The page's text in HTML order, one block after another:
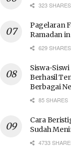
323 SHARES
Pagelaran
Ramadan
629 SHARES
Siswa-
Berhasil
Berbagai
85 SHARES
Cara
Sudah
4733